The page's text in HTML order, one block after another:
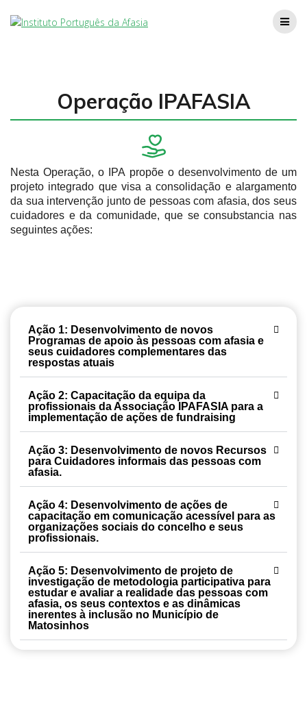
Operação IPAFASIA
Nesta Operação, o IPA propõe o desenvolvimento de um
projeto integrado que visa a consolidação e alargamento
da sua intervenção junto de pessoas com afasia, dos seus
cuidadores e da comunidade, que se consubstancia nas
seguintes ações:
Ação 1: Desenvolvimento de novos
Programas de apoio às pessoas com afasia e
seus cuidadores complementares das
respostas atuais
Ação 2: Capacitação da equipa da
profissionais da Associação IPAFASIA para a
implementação de ações de fundraising
Ação 3: Desenvolvimento de novos Recursos
para Cuidadores informais das pessoas com
afasia.
Ação 4: Desenvolvimento de ações de
capacitação em comunicação acessível para as
organizações sociais do concelho e seus
profissionais.
Ação 5: Desenvolvimento de projeto de
investigação de metodologia participativa para
estudar e avaliar a realidade das pessoas com
afasia, os seus contextos e as dinâmicas
inerentes à inclusão no Município de
Matosinhos